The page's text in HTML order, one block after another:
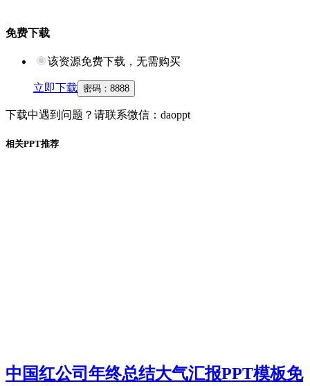
免费下载
该资源免费下载，无需购买
立即下载 密码： 8888
下载中遇到问题？请联系微信：daoppt
相关PPT推荐
中国红公司年终总结大气汇报PPT模板免